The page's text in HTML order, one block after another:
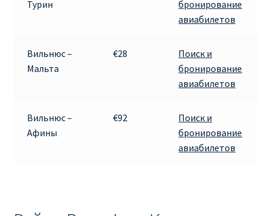
Турин
бронирование
авиабилетов
Вильнюс –
Мальта
€28
Поиск и
бронирование
авиабилетов
Вильнюс –
Афины
€92
Поиск и
бронирование
авиабилетов